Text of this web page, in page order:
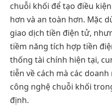
chuỗi khối để tạo điều
hơn và an toàn hơn. Mặc
giao dịch tiền điện tử,
tiềm năng tích hợp tiền
thống tài chính hiện tại,
tiễn về cách mà các
công nghệ chuỗi khối
định.